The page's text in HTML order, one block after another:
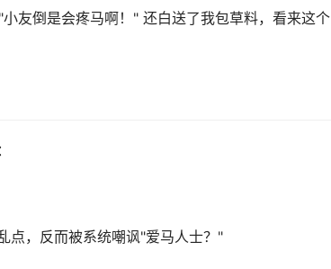
友倒是会疼马啊！" 还白送了我包草料，看来这个
点，反而被系统嘲讽"爱马人士？"